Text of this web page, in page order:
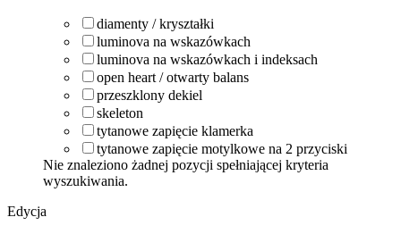
diamenty / kryształki
luminova na wskazówkach
luminova na wskazówkach i indeksach
open heart / otwarty balans
przeszklony dekiel
skeleton
tytanowe zapięcie klamerka
tytanowe zapięcie motylkowe na 2 przyciski
Nie znaleziono żadnej pozycji spełniającej kryteria
wyszukiwania.
Edycja